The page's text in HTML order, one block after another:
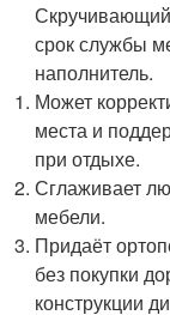
срок службы
наполнитель.
Может
места и
при отдыхе.
Сглаживает
мебели.
Придаёт
без покупки
конструкции